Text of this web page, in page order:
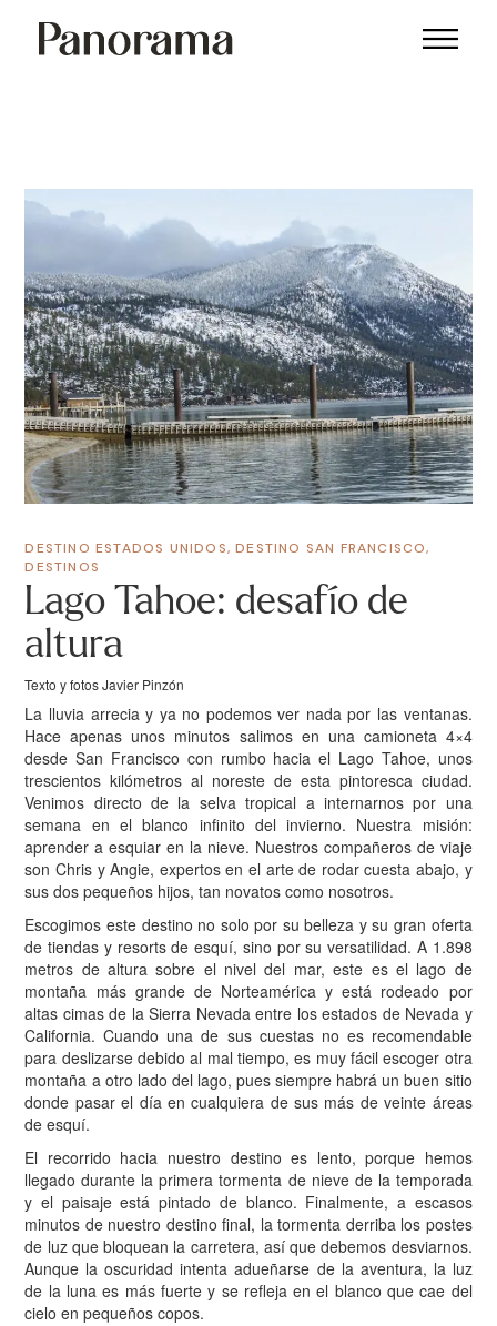
DESTINO ESTADOS UNIDOS,DESTINO SAN FRANCISCO,
DESTINOS
Lago Tahoe: desafío de
altura
Texto y fotos Javier Pinzón
La lluvia arrecia y ya no podemos ver nada por las ventanas.
Hace apenas unos minutos salimos en una camioneta 4×4
desde San Francisco con rumbo hacia el Lago Tahoe, unos
trescientos kilómetros al noreste de esta pintoresca ciudad.
Venimos directo de la selva tropical a internarnos por una
semana en el blanco infinito del invierno. Nuestra misión:
aprender a esquiar en la nieve. Nuestros compañeros de viaje
son Chris y Angie, expertos en el arte de rodar cuesta abajo, y
sus dos pequeños hijos, tan novatos como nosotros.
Escogimos este destino no solo por su belleza y su gran oferta
de tiendas y resorts de esquí, sino por su versatilidad. A 1.898
metros de altura sobre el nivel del mar, este es el lago de
montaña más grande de Norteamérica y está rodeado por
altas cimas de la Sierra Nevada entre los estados de Nevada y
California. Cuando una de sus cuestas no es recomendable
para deslizarse debido al mal tiempo, es muy fácil escoger otra
montaña a otro lado del lago, pues siempre habrá un buen sitio
donde pasar el día en cualquiera de sus más de veinte áreas
de esquí.
El recorrido hacia nuestro destino es lento, porque hemos
llegado durante la primera tormenta de nieve de la temporada
y el paisaje está pintado de blanco. Finalmente, a escasos
minutos de nuestro destino final, la tormenta derriba los postes
de luz que bloquean la carretera, así que debemos desviarnos.
Aunque la oscuridad intenta adueñarse de la aventura, la luz
de la luna es más fuerte y se refleja en el blanco que cae del
cielo en pequeños copos.